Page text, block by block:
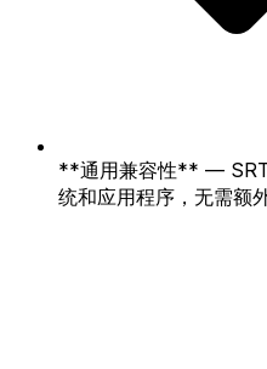
**通用兼容性** — SRT
统和应用程序，无需额